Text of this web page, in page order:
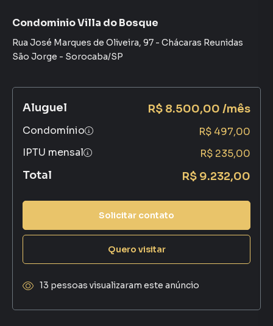
Condominio Villa do Bosque
Rua José Marques de Oliveira, 97 - Chácaras Reunidas
São Jorge - Sorocaba/SP
Aluguel R$ 8.500,00 /mês
Condomínio
R$ 497,00
IPTU mensal
R$ 235,00
Total R$ 9.232,00
Solicitar contato
Quero visitar
13 pessoas visualizaram este anúncio